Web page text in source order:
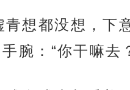
青想都没想，下
腕：“你干嘛去